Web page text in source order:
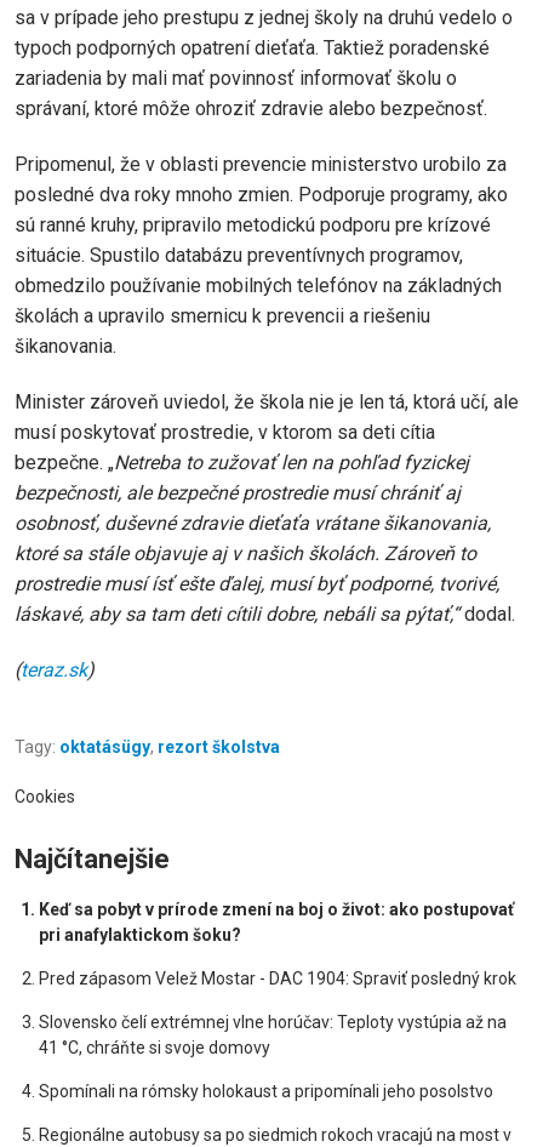
sa v prípade jeho prestupu z jednej školy na druhú vedelo o
typoch podporných opatrení dieťaťa. Taktiež poradenské
zariadenia by mali mať povinnosť informovať školu o
správaní, ktoré môže ohroziť zdravie alebo bezpečnosť.
Pripomenul, že v oblasti prevencie ministerstvo urobilo za
posledné dva roky mnoho zmien. Podporuje programy, ako
sú ranné kruhy, pripravilo metodickú podporu pre krízové
situácie. Spustilo databázu preventívnych programov,
obmedzilo používanie mobilných telefónov na základných
školách a upravilo smernicu k prevencii a riešeniu
šikanovania.
Minister zároveň uviedol, že škola nie je len tá, ktorá učí, ale
musí poskytovať prostredie, v ktorom sa deti cítia
bezpečne. „Netreba to zužovať len na pohľad fyzickej
bezpečnosti, ale bezpečné prostredie musí chrániť aj
osobnosť, duševné zdravie dieťaťa vrátane šikanovania,
ktoré sa stále objavuje aj v našich školách. Zároveň to
prostredie musí ísť ešte ďalej, musí byť podporné, tvorivé,
láskavé, aby sa tam deti cítili dobre, nebáli sa pýtať,“dodal.
(teraz.sk)
Tagy: oktatásügy, rezort školstva
Cookies
Najčítanejšie
Keď sa pobyt v prírode zmení na boj o život: ako postupovať
pri anafylaktickom šoku?
Pred zápasom Velež Mostar - DAC 1904: Spraviť posledný krok
Slovensko čelí extrémnej vlne horúčav: Teploty vystúpia až na
41 °C, chráňte si svoje domovy
Spomínali na rómsky holokaust a pripomínali jeho posolstvo
Regionálne autobusy sa po siedmich rokoch vracajú na most v